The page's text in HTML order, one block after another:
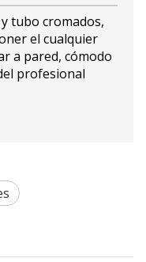
tubo cromados,
el cualquier
a pared, cómodo
profesional